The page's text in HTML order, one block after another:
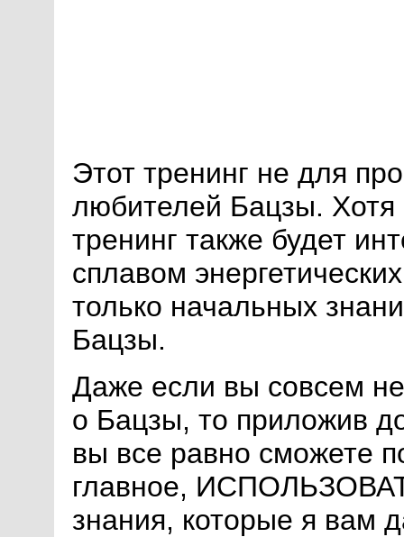
Этот тренинг не для
любителей Бацзы. Хотя
тренинг также будет
сплавом
только начальных
Бацзы.
Даже если вы совсем
о Бацзы, то приложив
вы все равно сможете
главное,
знания, которые я вам